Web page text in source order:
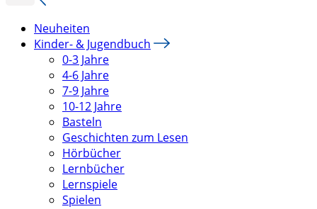
Neuheiten
Kinder- & Jugendbuch
0-3 Jahre
4-6 Jahre
7-9 Jahre
10-12 Jahre
Basteln
Geschichten zum Lesen
Hörbücher
Lernbücher
Lernspiele
Spielen